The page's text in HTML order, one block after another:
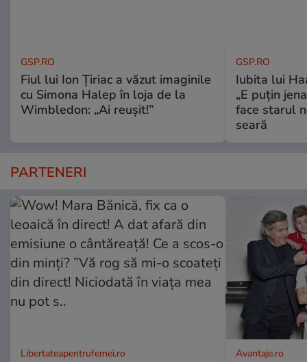
GSP.RO
Fiul lui Ion Țiriac a văzut imaginile
cu Simona Halep în loja de la
Wimbledon: „Ai reușit!”
GSP.RO
Iubita lui
„E puțin
face starul
seară
PARTENERI
Libertateapentrufemei.ro Avantaje.ro